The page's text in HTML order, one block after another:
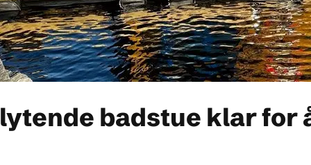
badstue klar for